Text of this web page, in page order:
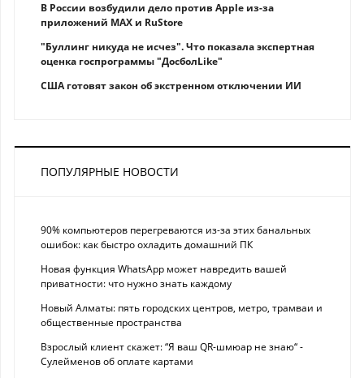
В России возбудили дело против Apple из-за
приложений MAX и RuStore
"Буллинг никуда не исчез". Что показала экспертная
оценка госпрограммы "ДосболLike"
США готовят закон об экстренном отключении ИИ
ПОПУЛЯРНЫЕ НОВОСТИ
90% компьютеров перегреваются из-за этих банальных
ошибок: как быстро охладить домашний ПК
Новая функция WhatsApp может навредить вашей
приватности: что нужно знать каждому
Новый Алматы: пять городских центров, метро, трамваи и
общественные пространства
Взрослый клиент скажет: “Я ваш QR-шмюар не знаю“ -
Сулейменов об оплате картами